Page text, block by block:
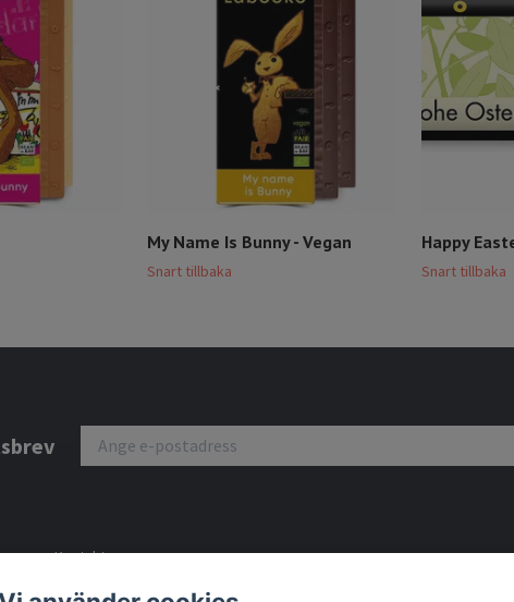
My Name Is Bunny - Vegan
Snart tillbaka
Happy
Snart tillbaka
Kontakt
Köpvillkor